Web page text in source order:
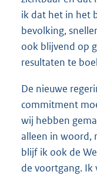
ik dat het in het
bevolking,
ook blijvend op
resultaten te
De nieuwe
commitment
wij hebben
alleen in woord,
blijf ik ook de
de voortgang. Ik